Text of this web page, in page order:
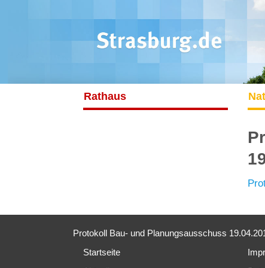
Rathaus
Protokoll Bau- und Planungsausschuss
Startseite